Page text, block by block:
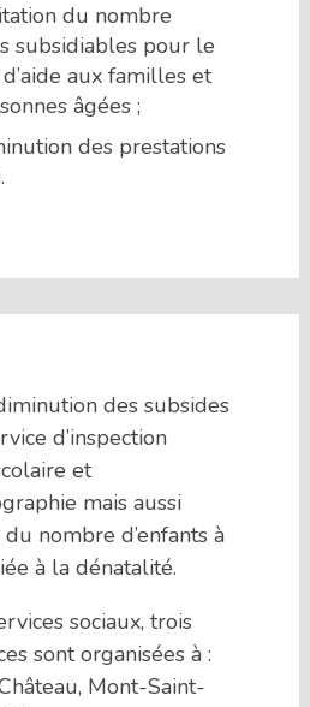
du nombre
subsidiables pour le
aux familles et
âgées ;
des prestations
des subsides
d’inspection
et
mais aussi
nombre d’enfants à
à la dénatalité.
sociaux, trois
sont organisées à :
Mont-Saint-